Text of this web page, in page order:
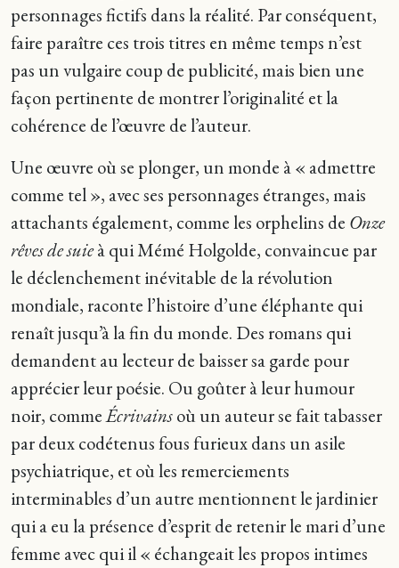
personnages fictifs dans la réalité. Par conséquent,
faire paraître ces trois titres en même temps n’est
pas un vulgaire coup de publicité, mais bien une
façon pertinente de montrer l’originalité et la
cohérence de l’œuvre de l’auteur.
Une œuvre où se plonger, un monde à « admettre
comme tel », avec ses personnages étranges, mais
attachants également, comme les orphelins de Onze
rêves de suieà qui Mémé Holgolde, convaincue par
le déclenchement inévitable de la révolution
mondiale, raconte l’histoire d’une éléphante qui
renaît jusqu’à la fin du monde. Des romans qui
demandent au lecteur de baisser sa garde pour
apprécier leur poésie. Ou goûter à leur humour
noir, commeÉcrivainsoù un auteur se fait tabasser
par deux codétenus fous furieux dans un asile
psychiatrique, et où les remerciements
interminables d’un autre mentionnent le jardinier
qui a eu la présence d’esprit de retenir le mari d’une
femme avec qui il « échangeait les propos intimes